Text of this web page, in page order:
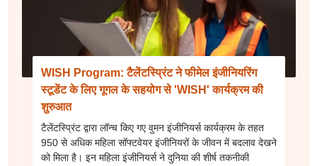
WISH Program: टैलेंटस्प्रिंट ने फीमेल इंजीनियरिंग
स्टूडेंट के लिए गूगल के सहयोग से 'WISH' कार्यक्रम की
शुरुआत
टैलेंटस्प्रिंट द्वारा लॉन्च किए गए वुमन इंजीनियर्स कार्यक्रम के तहत
950 से अधिक महिला सॉफ्टवेयर इंजीनियरों के जीवन में बदलाव देखने
को मिला है। इन महिला इंजीनियर्स ने दुनिया की शीर्ष तकनीकी